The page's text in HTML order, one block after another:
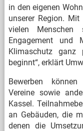
in den eigenen
unserer Region.
vielen
Engagement und
Klimaschutz ganz
beginnt“, erklärt
Bewerben
Vereine sowie
Kassel.
an Gebäuden, die
denen die